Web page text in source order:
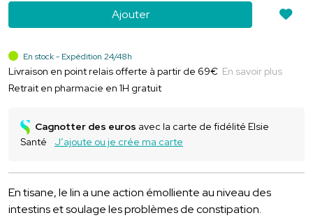
Ajouter
En stock - Expédition 24/48h
Livraison en point relais offerte à partir de 69€ En savoir plus
Retrait en pharmacie en 1H gratuit
Cagnotter des euros avec la carte de fidélité Elsie
Santé
J’ajoute ou je crée ma carte
En tisane, le lin a une action émolliente au niveau des
intestins et soulage les problèmes de constipation.